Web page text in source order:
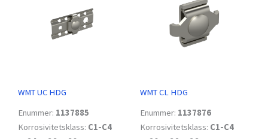
WMT UC HDG
Enummer: 1137885
Korrosivitetsklass: C1-C4
WMT CL HDG
Enummer: 1137876
Korrosivitetsklass: C1-C4